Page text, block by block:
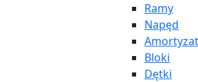
Ramy
Napęd
Bloki
Dętki